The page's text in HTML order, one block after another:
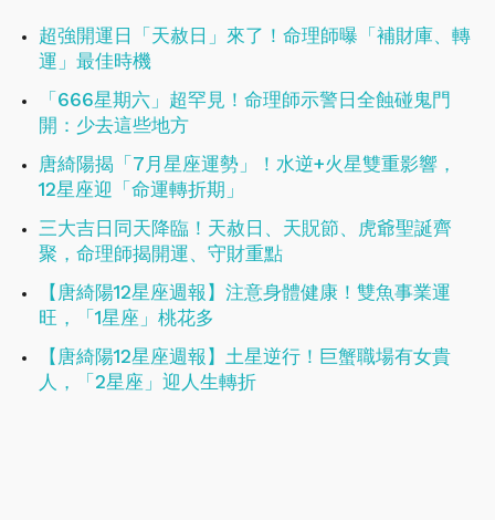
超強開運日「天赦日」來了！命理師曝「補財庫、轉
運」最佳時機
「666星期六」超罕見！命理師示警日全蝕碰鬼門
開：少去這些地方
唐綺陽揭「7月星座運勢」！水逆+火星雙重影響，
12星座迎「命運轉折期」
三大吉日同天降臨！天赦日、天貺節、虎爺聖誕齊
聚，命理師揭開運、守財重點
【唐綺陽12星座週報】注意身體健康！​​​​​​​雙魚事業運
旺，「1星座」桃花多
【唐綺陽12星座週報】土星逆行！巨蟹職場有女貴
人，「2星座」迎人生轉折